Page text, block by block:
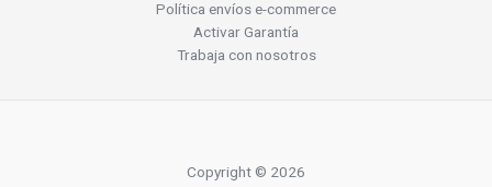
Política envíos e-commerce
Activar Garantía
Trabaja con nosotros
Copyright © 2026